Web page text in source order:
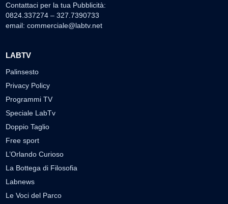
Contattaci per la tua Pubblicità:
0824.337274 – 327.7390733
email: commerciale@labtv.net
LABTV
Palinsesto
Privacy Policy
Programmi TV
Speciale LabTv
Doppio Taglio
Free sport
L’Orlando Curioso
La Bottega di Filosofia
Labnews
Le Voci del Parco